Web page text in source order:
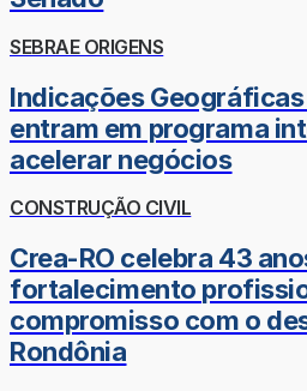
SEBRAE ORIGENS
Indicações
entram em programa
acelerar negócios
CONSTRUÇÃO CIVIL
Crea-RO celebra 43
fortalecimento
compromisso com o
Rondônia